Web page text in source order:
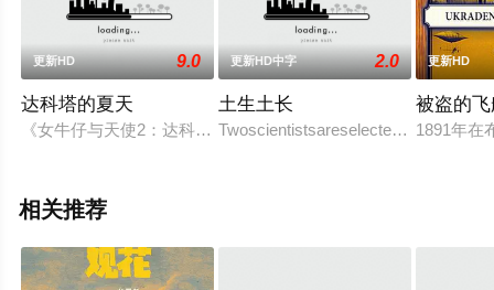
更新HD 9.0
达科塔的夏天
《女牛仔与天使2：达科塔的夏天》讲述的是Dakota Rose是个
更新HD中字 2.0
土生土长
更新HD
被盗的
1891年在
相关推荐